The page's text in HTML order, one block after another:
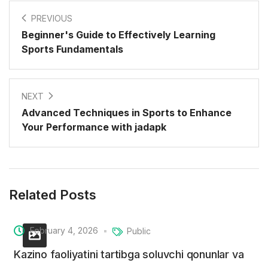
PREVIOUS
Beginner's Guide to Effectively Learning
Sports Fundamentals
NEXT
Advanced Techniques in Sports to Enhance
Your Performance with jadapk
Related Posts
February 4, 2026 Public
Kazino faoliyatini tartibga soluvchi qonunlar va